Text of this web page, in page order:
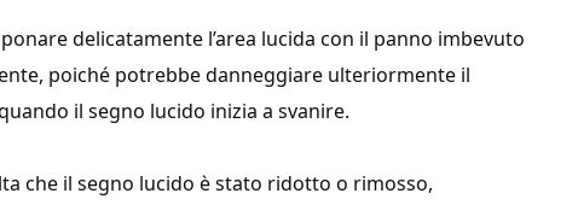
delicatamente l’area lucida con il panno imbevuto
poiché potrebbe danneggiare ulteriormente il
il segno lucido inizia a svanire.
che il segno lucido è stato ridotto o rimosso,